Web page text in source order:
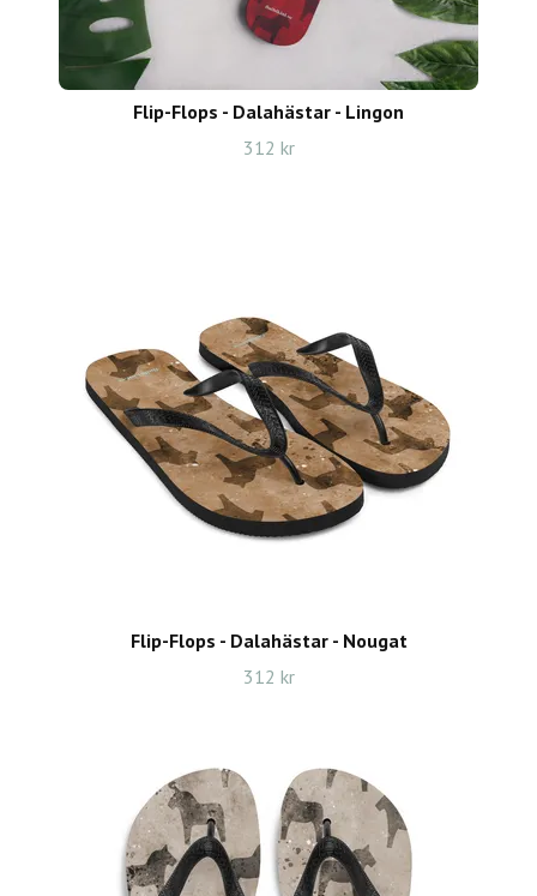
Flip-Flops - Dalahästar - Lingon
312 kr
Flip-Flops - Dalahästar - Nougat
312 kr